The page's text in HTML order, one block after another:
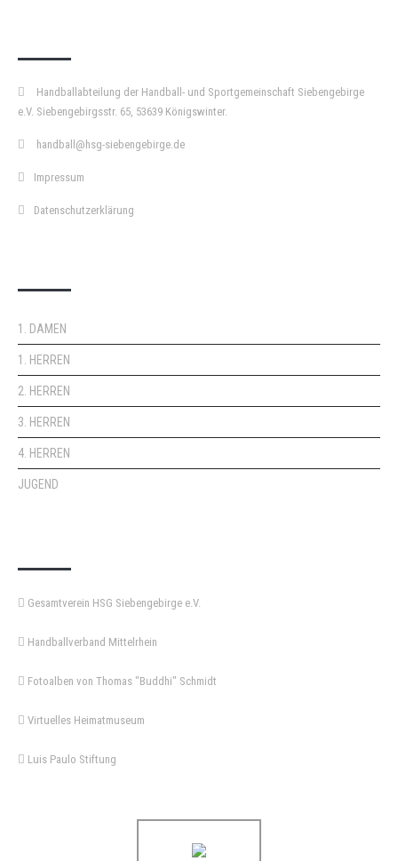
Handballabteilung der Handball- und Sportgemeinschaft Siebengebirge
e.V. Siebengebirgsstr. 65, 53639 Königswinter.
handball@hsg-siebengebirge.de
Impressum
Datenschutzerklärung
1. DAMEN
1. HERREN
2. HERREN
3. HERREN
4. HERREN
JUGEND
Gesamtverein HSG Siebengebirge e.V.
Handballverband Mittelrhein
Fotoalben von Thomas "Buddhi" Schmidt
Virtuelles Heimatmuseum
Luis Paulo Stiftung